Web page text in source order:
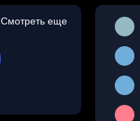
Смотреть еще